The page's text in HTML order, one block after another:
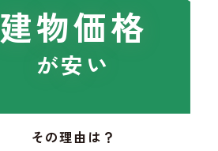
建物価格
が安い
その理由は？